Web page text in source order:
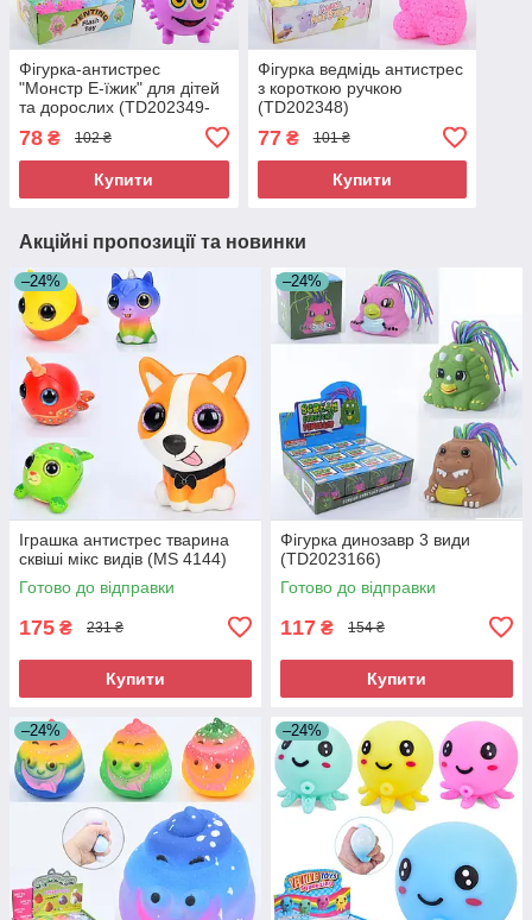
Фігурка-антистрес
"Монстр Е-їжик" для дітей
та дорослих (TD202349-
78 ₴ 102 ₴
Купити
Фігурка ведмідь антистрес
з короткою ручкою
(TD202348)
77₴ 101 ₴
Купити
Акційні пропозиції та новинки
–24%
Іграшка антистрес тварина
сквіші мікс видів (MS 4144)
Готово до відправки
175 ₴ 231 ₴
Купити
–24%
Фігурка динозавр 3 види
(TD2023166)
Готово до відправки
117 ₴ 154 ₴
Купити
–24% –24%